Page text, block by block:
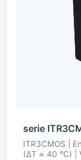
serie
ITR3CMOS |
(ΔT ≈ 40 °C) |